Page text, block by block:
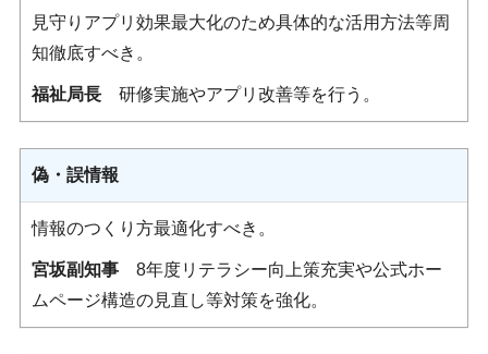
見守りアプリ効果最大化のため具体的な活用方法等周
知徹底すべき。
福祉局長研修実施やアプリ改善等を行う。
偽・誤情報
情報のつくり方最適化すべき。
宮坂副知事8年度リテラシー向上策充実や公式ホー
ムページ構造の見直し等対策を強化。